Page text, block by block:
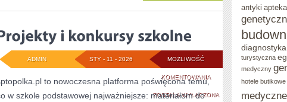
MOŻLIWOŚĆ
KOMENTOWANIAPROJEKTY
I
ZOSTAŁA WYŁĄCZONA
STY - 11 - 2026
ADMIN
to nowoczesna platforma poświęcona temu,
w szkole podstawowej najważniejsze: materiałom do
antyki apteka
diagnostyka
turystyczna
medyczny
hotele butikowe
medyczne